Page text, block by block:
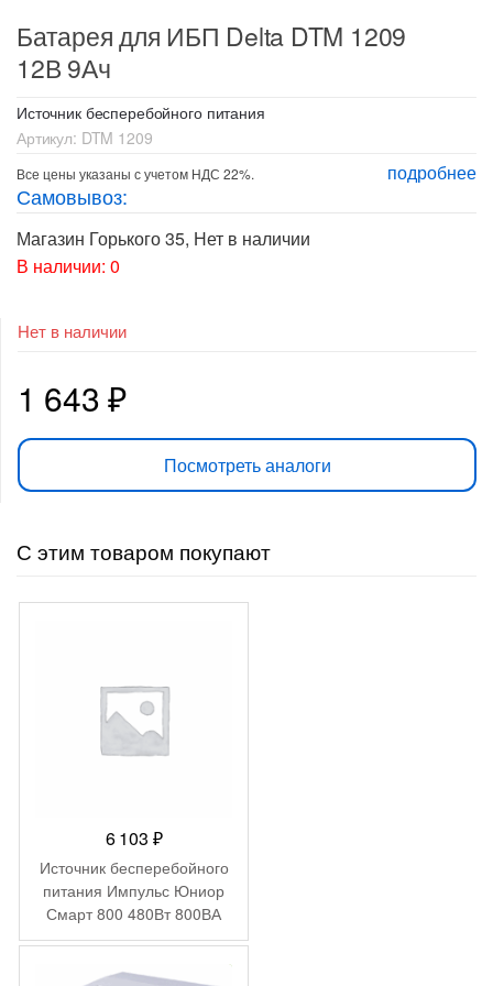
Батарея для ИБП Delta DTM 1209
12В 9Ач
Источник бесперебойного питания
Артикул: DTM 1209
подробнее
Все цены указаны с учетом НДС 22%.
Самовывоз:
Магазин Горького 35, Нет в наличии
В наличии: 0
Нет в наличии
1 643₽
Посмотреть аналоги
С этим товаром покупают
6 103 ₽
Источник бесперебойного
питания Импульс Юниор
Смарт 800 480Вт 800ВА
черный